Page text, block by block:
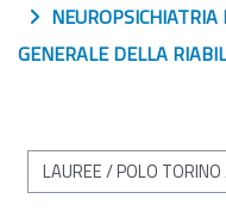
GENERALE DELLA
Categorías